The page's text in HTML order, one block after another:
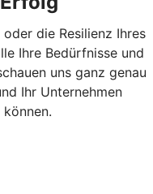
die Resilienz Ihres
Ihre Bedürfnisse und
uns ganz genau
Ihr Unternehmen